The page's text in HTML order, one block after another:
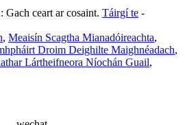
ceart ar cosaint. Táirgí te -
, Meaisín Scagtha Mianadóireachta,
Droim Deighilte Maighnéadach,
Lártheifneora Níochán Guail,